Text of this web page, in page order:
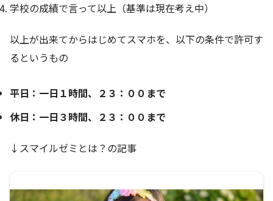
学校の成績で言って以上（基準は現在考え中）
以上が出来てからはじめてスマホを、以下の条件で許可す
るというもの
平日：一日１時間、２３：００まで
休日：一日３時間、２３：００まで
↓スマイルゼミとは？の記事